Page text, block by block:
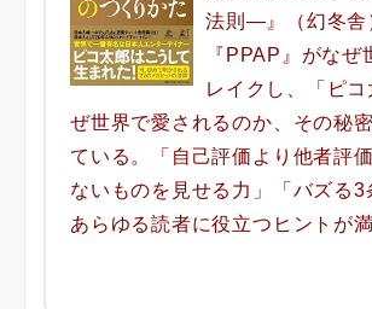
法則―』（幻冬舎
『PPAP』がなぜ
レイクし、「ピ
ぜ世界で愛されるのか、その秘
ている。「自己評価より他者評
ないものを見せる力」「バズる3
あらゆる読者に役立つヒントが満